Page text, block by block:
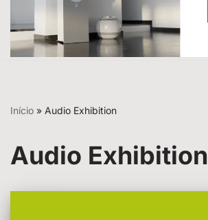
Início » Audio Exhibition
Audio Exhibition